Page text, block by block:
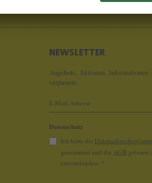
NEWSLETTER
Angebote, Aktionen, Informationen
verpassen.
Datenschutz
Ich habe die
genommen und die AGB gelesen
einverstanden. *